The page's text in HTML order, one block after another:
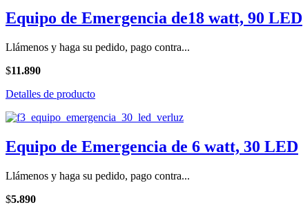
Equipo de Emergencia de18 watt, 90 LED
Llámenos y haga su pedido, pago contra...
$11.890
Detalles de producto
Equipo de Emergencia de 6 watt, 30 LED
Llámenos y haga su pedido, pago contra...
$5.890